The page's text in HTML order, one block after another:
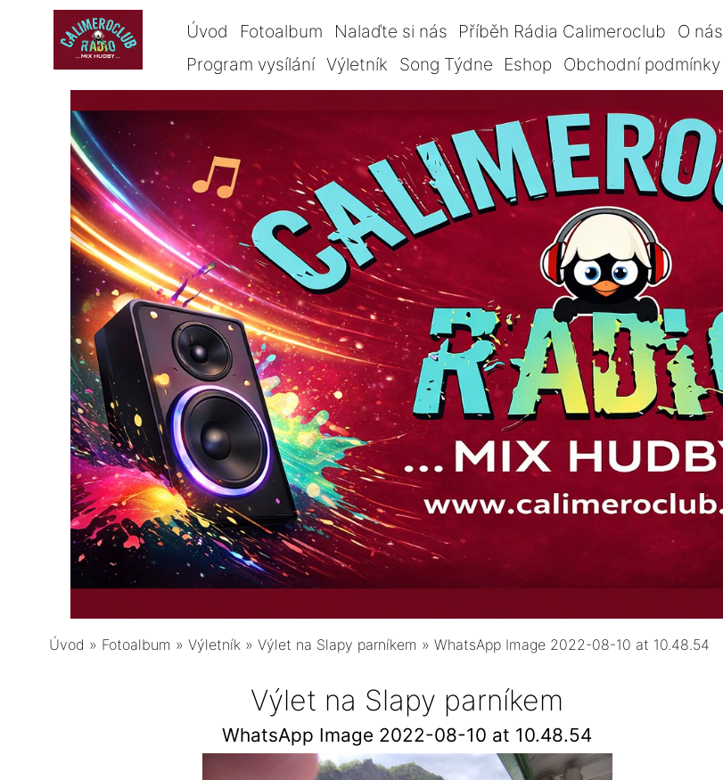
Úvod Fotoalbum Nalaďte si nás Příběh Rádia Calimeroclub O nás
Program vysílání Výletník Song Týdne Eshop Obchodní podmínky
Úvod » Fotoalbum » Výletník » Výlet na Slapy parníkem » WhatsApp Image 2022-08-10 at 10.48.54
Výlet na Slapy parníkem
WhatsApp Image 2022-08-10 at 10.48.54